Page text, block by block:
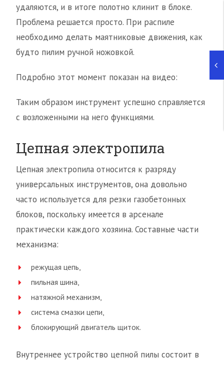
удаляются, и в итоге полотно клинит в блоке.
Проблема решается просто. При распиле
необходимо делать маятниковые движения, как
будто пилим ручной ножовкой.
Подробно этот момент показан на видео:
Таким образом инструмент успешно справляется
с возложенными на него функциями.
Цепная электропила
Цепная электропила относится к разряду
универсальных инструментов, она довольно
часто используется для резки газобетонных
блоков, поскольку имеется в арсенале
практически каждого хозяина. Составные части
механизма:
режущая цепь,
пильная шина,
натяжной механизм,
система смазки цепи,
блокирующий двигатель щиток.
Внутреннее устройство цепной пилы состоит в